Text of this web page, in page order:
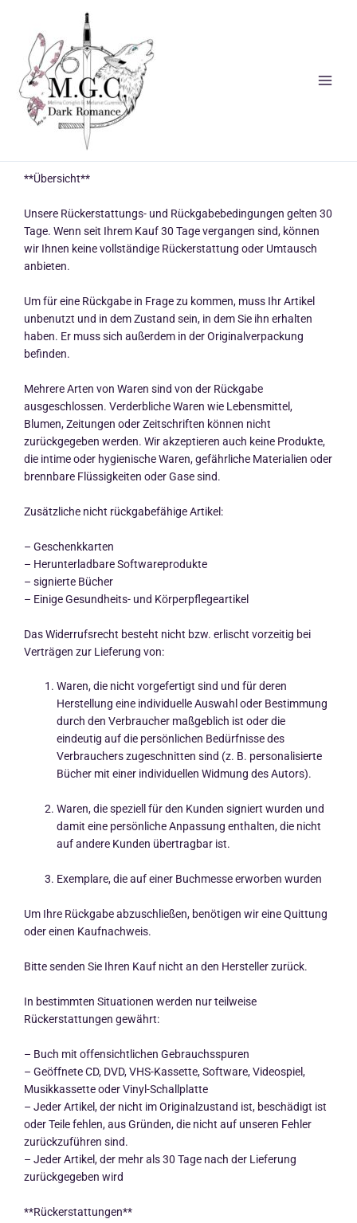
springen
**Übersicht**
Unsere Rückerstattungs- und Rückgabebedingungen gelten 30
Tage. Wenn seit Ihrem Kauf 30 Tage vergangen sind, können
wir Ihnen keine vollständige Rückerstattung oder Umtausch
anbieten.
Um für eine Rückgabe in Frage zu kommen, muss Ihr Artikel
unbenutzt und in dem Zustand sein, in dem Sie ihn erhalten
haben. Er muss sich außerdem in der Originalverpackung
befinden.
Mehrere Arten von Waren sind von der Rückgabe
ausgeschlossen. Verderbliche Waren wie Lebensmittel,
Blumen, Zeitungen oder Zeitschriften können nicht
zurückgegeben werden. Wir akzeptieren auch keine Produkte,
die intime oder hygienische Waren, gefährliche Materialien oder
brennbare Flüssigkeiten oder Gase sind.
Zusätzliche nicht rückgabefähige Artikel:
– Geschenkkarten
– Herunterladbare Softwareprodukte
– signierte Bücher
– Einige Gesundheits- und Körperpflegeartikel
Das Widerrufsrecht besteht nicht bzw. erlischt vorzeitig bei
Verträgen zur Lieferung von:
Waren, die nicht vorgefertigt sind und für deren
Herstellung eine individuelle Auswahl oder Bestimmung
durch den Verbraucher maßgeblich ist oder die
eindeutig auf die persönlichen Bedürfnisse des
Verbrauchers zugeschnitten sind (z. B. personalisierte
Bücher mit einer individuellen Widmung des Autors).
Waren, die speziell für den Kunden signiert wurden und
damit eine persönliche Anpassung enthalten, die nicht
auf andere Kunden übertragbar ist.
Exemplare, die auf einer Buchmesse erworben wurden
Um Ihre Rückgabe abzuschließen, benötigen wir eine Quittung
oder einen Kaufnachweis.
Bitte senden Sie Ihren Kauf nicht an den Hersteller zurück.
In bestimmten Situationen werden nur teilweise
Rückerstattungen gewährt:
– Buch mit offensichtlichen Gebrauchsspuren
– Geöffnete CD, DVD, VHS-Kassette, Software, Videospiel,
Musikkassette oder Vinyl-Schallplatte
– Jeder Artikel, der nicht im Originalzustand ist, beschädigt ist
oder Teile fehlen, aus Gründen, die nicht auf unseren Fehler
zurückzuführen sind.
– Jeder Artikel, der mehr als 30 Tage nach der Lieferung
zurückgegeben wird
**Rückerstattungen**